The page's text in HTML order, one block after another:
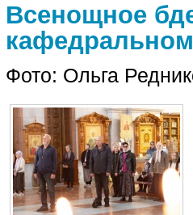
Всенощное
кафедральном
Фото: Ольга